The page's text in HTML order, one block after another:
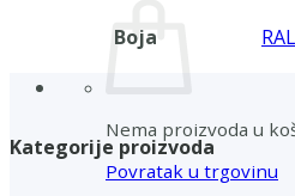
Nema proizvoda u
Povratak u trgovinu
Boja
Kategorije proizvoda